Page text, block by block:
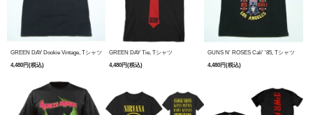
GREEN DAY Dookie Vintage, Tシャツ
4,480円(税込)
GREEN DAY Tie, Tシャツ
4,480円(税込)
GUNS N' ROSES Cali' '85, Tシャツ
4,480円(税込)